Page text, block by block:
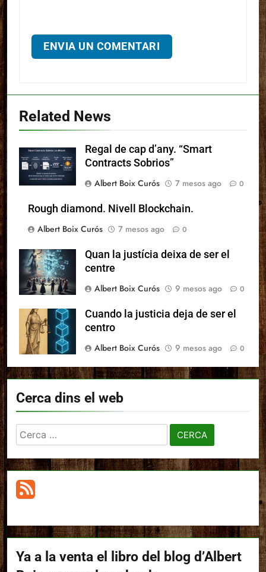
Related News
Regal de cap d’any. “Smart
Contracts Sobrios”
Albert Boix Curós
7 mesos ago 0
Rough diamond. Nivell Blockchain.
Albert Boix Curós
7 mesos ago 0
Quan la justícia deixa de ser el
centre
Albert Boix Curós
9 mesos ago 0
Cuando la justicia deja de ser el
centro
Albert Boix Curós
9 mesos ago 0
Cerca dins el web
Cerca:
Ya a la venta el libro del blog d’Albert